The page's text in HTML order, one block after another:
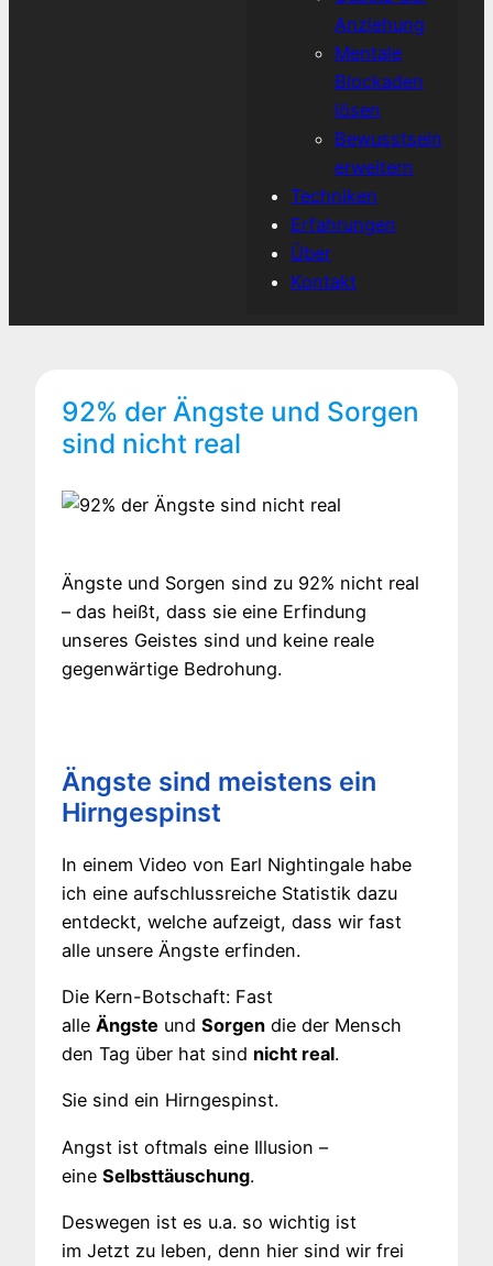
Anziehung
Mentale
Blockaden
lösen
Bewusstsein
erweitern
Techniken
Erfahrungen
Über
Kontakt
92% der Ängste und Sorgen
sind nicht real
Ängste und Sorgen sind zu 92% nicht real
– das heißt, dass sie eine Erfindung
unseres Geistes sind und keine reale
gegenwärtige Bedrohung.
Ängste sind meistens ein
Hirngespinst
In einem Video von Earl Nightingale habe
ich eine aufschlussreiche Statistik dazu
entdeckt, welche aufzeigt, dass wir fast
alle unsere Ängste erfinden.
Die Kern-Botschaft: Fast
alle Ängste und Sorgen die der Mensch
den Tag über hat sind nicht real.
Sie sind ein Hirngespinst.
Angst ist oftmals eine Illusion –
eine Selbsttäuschung.
Deswegen ist es u.a. so wichtig ist
im Jetzt zu leben, denn hier sind wir frei